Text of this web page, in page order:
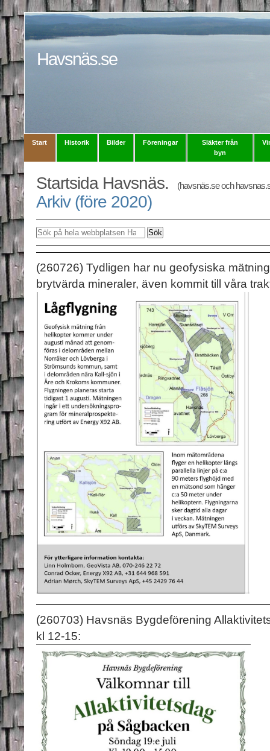
Havsnäs.se
Start Historik Bilder Föreningar
Släkter från
byn
Startsida Havsnäs. (havsnäs.se och
Arkiv (före 2020)
Sök
(260726) Tydligen har nu geofysiska
brytvärda mineraler, även kommit till våra
(260703) Havsnäs Bygdeförening
kl 12-15: